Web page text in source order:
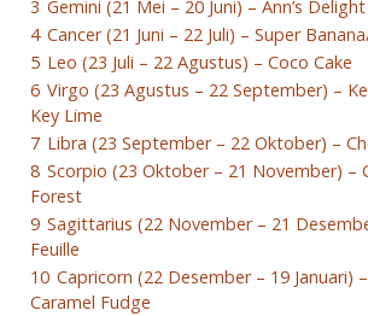
3 Gemini (21 Mei – 20 Juni) – Ann’s Delight
4 Cancer (21 Juni – 22 Juli) – Super
5 Leo (23 Juli – 22 Agustus) – Coco Cake
6 Virgo (23 Agustus – 22 September) –
Key Lime
7 Libra (23 September – 22 Oktober) –
8 Scorpio (23 Oktober – 21 November) –
Forest
9 Sagittarius (22 November – 21
Feuille
10 Capricorn (22 Desember – 19 Januari)
Caramel Fudge